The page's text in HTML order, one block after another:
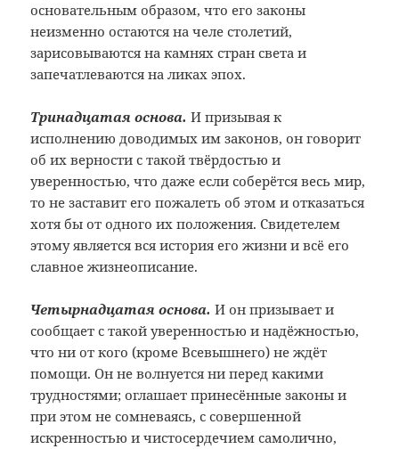
основательным образом, что его законы
неизменно остаются на челе столетий,
зарисовываются на камнях стран света и
запечатлеваются на ликах эпох.
Тринадцатая основа.И призывая к
исполнению доводимых им законов, он говорит
об их верности с такой твёрдостью и
уверенностью, что даже если соберётся весь мир,
то не заставит его пожалеть об этом и отказаться
хотя бы от одного их положения. Свидетелем
этому является вся история его жизни и всё его
славное жизнеописание.
Четырнадцатая основа.И он призывает и
сообщает с такой уверенностью и надёжностью,
что ни от кого (кроме Всевышнего) не ждёт
помощи. Он не волнуется ни перед какими
трудностями; оглашает принесённые законы и
при этом не сомневаясь, с совершенной
искренностью и чистосердечием самолично,